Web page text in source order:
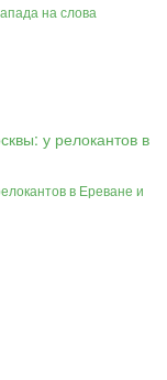
на слова
в Ереване и